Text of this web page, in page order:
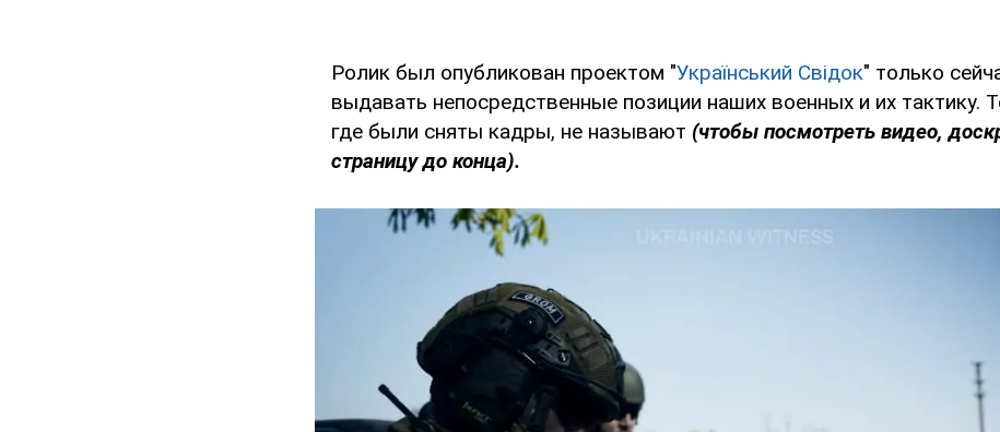
Ролик был опубликован проектом "Український Свідок" только
выдавать непосредственные позиции наших военных и их тактику.
где были сняты кадры, не называют (чтобы посмотреть видео,
страницу до конца).